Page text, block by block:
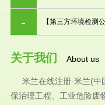
【第三方环境检测
关于我们 About us
米兰在线注册-米兰(中
保治理工程、工业危险废